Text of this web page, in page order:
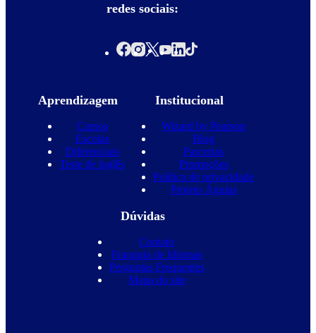
redes sociais:
Aprendizagem
Cursos
Escolas
Diferenciais
Teste de inglês
Institucional
Wizard by Pearson
Blog
Parcerias
Promoções
Política de privacidade
Projeto Águias
Dúvidas
Contato
Franquia de Idiomas
Perguntas Frequentes
Mapa do site